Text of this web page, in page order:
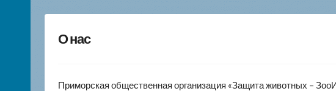
О нас
Приморская общественная организация «Защита животных –